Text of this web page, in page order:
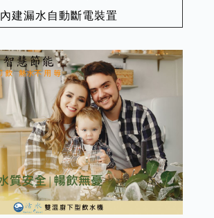
內建漏水自動斷電裝置